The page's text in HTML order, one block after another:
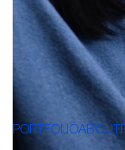
CREATING
PORTFOLIOABOUT